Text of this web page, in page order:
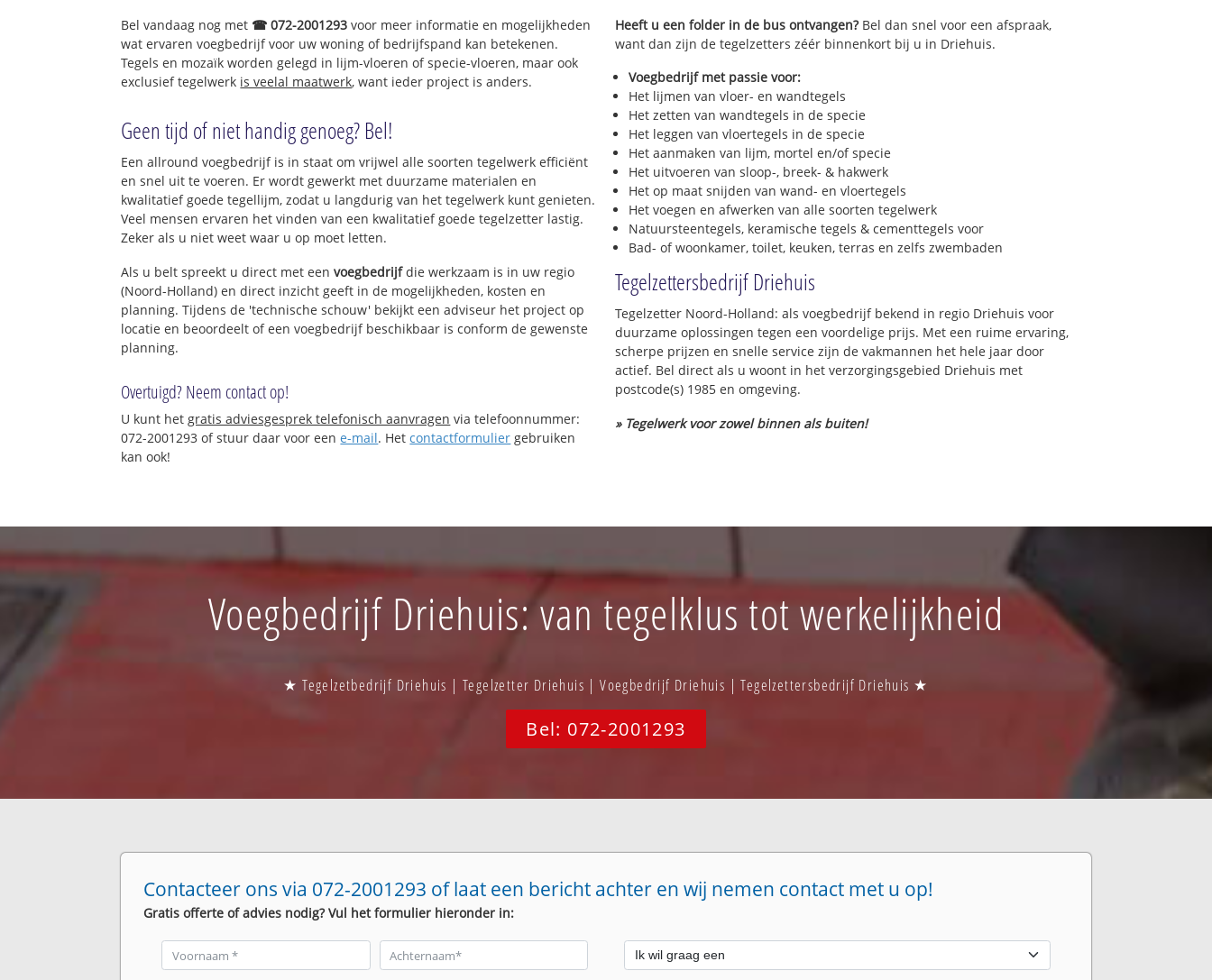
Bel vandaag nog met ☎ 072-2001293 voor meer informatie en mogelijkheden
wat ervaren voegbedrijf voor uw woning of bedrijfspand kan betekenen.
Tegels en mozaïk worden gelegd in lijm-vloeren of specie-vloeren, maar ook
exclusief tegelwerk is veelal maatwerk, want ieder project is anders.
Geen tijd of niet handig genoeg? Bel!
Een allround voegbedrijf is in staat om vrijwel alle soorten tegelwerk efficiënt
en snel uit te voeren. Er wordt gewerkt met duurzame materialen en
kwalitatief goede tegellijm, zodat u langdurig van het tegelwerk kunt genieten.
Veel mensen ervaren het vinden van een kwalitatief goede tegelzetter lastig.
Zeker als u niet weet waar u op moet letten.
Als u belt spreekt u direct met eenvoegbedrijfdie werkzaam is in uw regio
(Noord-Holland) en direct inzicht geeft in de mogelijkheden, kosten en
planning. Tijdens de 'technische schouw' bekijkt een adviseur het project op
locatie en beoordeelt of een voegbedrijf beschikbaar is conform de gewenste
planning.
Overtuigd? Neem contact op!
U kunt hetgratis adviesgesprek telefonisch aanvragen via telefoonnummer:
072-2001293 of stuur daar voor eene-mail. Hetcontactformulier gebruiken
kan ook!
Heeft u een folder in de bus ontvangen?Bel dan snel voor een afspraak,
want dan zijn de tegelzetters zéér binnenkort bij u in Driehuis.
Voegbedrijf met passie voor:
Het lijmen van vloer- en wandtegels
Het zetten van wandtegels in de specie
Het leggen van vloertegels in de specie
Het aanmaken van lijm, mortel en/of specie
Het uitvoeren van sloop-, breek- & hakwerk
Het op maat snijden van wand- en vloertegels
Het voegen en afwerken van alle soorten tegelwerk
Natuursteentegels, keramische tegels & cementtegels voor
Bad- of woonkamer, toilet, keuken, terras en zelfs zwembaden
Tegelzettersbedrijf Driehuis
Tegelzetter Noord-Holland: als voegbedrijf bekend in regio Driehuis voor
duurzame oplossingen tegen een voordelige prijs. Met een ruime ervaring,
scherpe prijzen en snelle service zijn de vakmannen het hele jaar door
actief. Bel direct als u woont in het verzorgingsgebied Driehuis met
postcode(s) 1985 en omgeving.
» Tegelwerk voor zowel binnen als buiten!
Voegbedrijf Driehuis: van tegelklus tot werkelijkheid
★ Tegelzetbedrijf Driehuis | Tegelzetter Driehuis | Voegbedrijf Driehuis | Tegelzettersbedrijf Driehuis ★
Bel: 072-2001293
Contacteer ons via 072-2001293 of laat een bericht achter en wij nemen contact met u op!
Gratis offerte of advies nodig? Vul het formulier hieronder in: